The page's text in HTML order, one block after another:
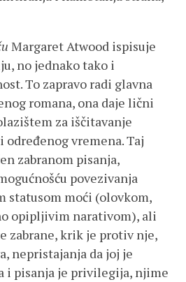
Margaret Atwood ispisuje
no jednako tako i
To zapravo radi glavna
romana, ona daje lični
za iščitavanje
vremena. Taj
zabranom pisanja,
povezivanja
statusom moći (olovkom,
opipljivim narativom), ali
zabrane, krik je protiv nje,
nepristajanja da joj je
i pisanja je privilegija, njime